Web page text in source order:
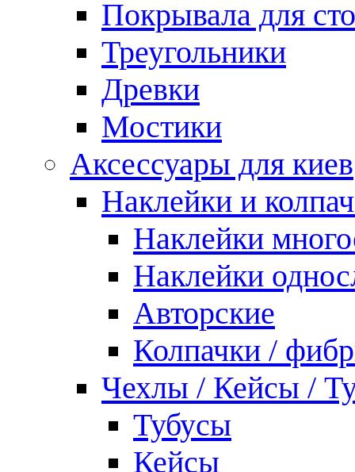
Покрывала для
Треугольники
Древки
Мостики
Аксессуары для киев
Наклейки и
Наклейки
Наклейки
Авторские
Колпачки /
Чехлы / Кейсы /
Тубусы
Кейсы